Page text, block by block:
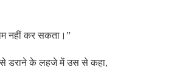
नहीं कर सकता।”
डराने के लहजे में उस से कहा,